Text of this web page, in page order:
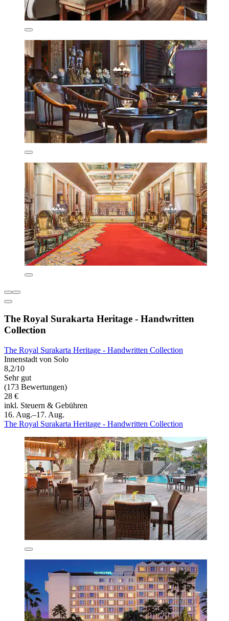
The Royal Surakarta Heritage - Handwritten
Collection
The Royal Surakarta Heritage - Handwritten Collection
Innenstadt von Solo
8,2/10
Sehr gut
(173 Bewertungen)
28 €
inkl. Steuern & Gebühren
16. Aug.–17. Aug.
The Royal Surakarta Heritage - Handwritten Collection